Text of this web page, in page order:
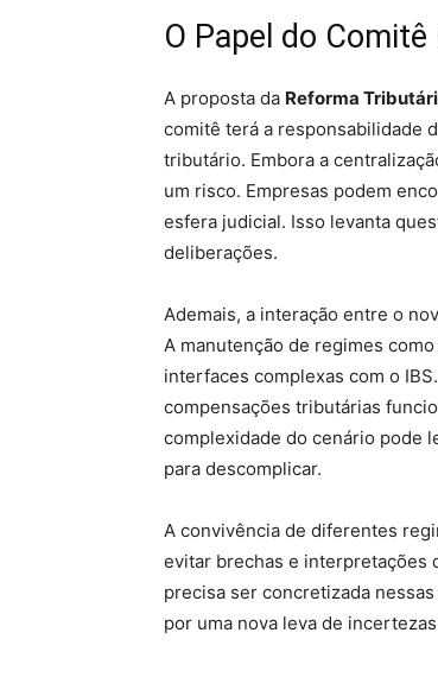
O Papel do
A proposta da Reforma
comitê terá a responsabilidade
tributário. Embora a
um risco. Empresas podem
esfera judicial. Isso levanta
deliberações.
Ademais, a interação entre o
A manutenção de regimes
interfaces complexas com o
compensações tributárias
complexidade do cenário pode
para descomplicar.
A convivência de diferentes
evitar brechas e interpretações
precisa ser concretizada
por uma nova leva de